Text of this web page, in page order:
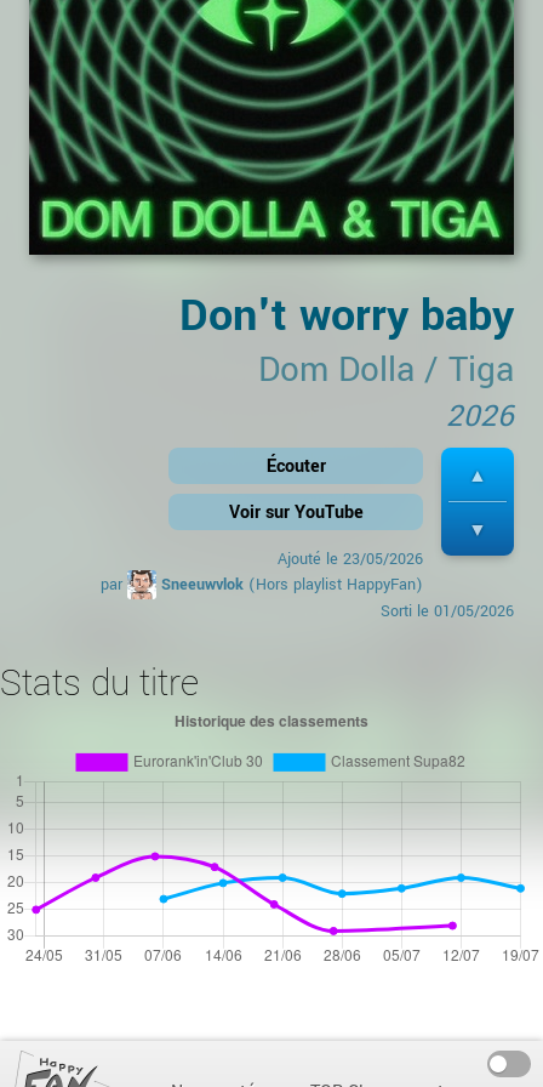
Don't worry baby
Dom Dolla / Tiga
2026
Écouter
Voir sur YouTube
Ajouté le 23/05/2026
par
Sneeuwvlok (Hors playlist HappyFan)
Sorti le 01/05/2026
Stats du titre
On